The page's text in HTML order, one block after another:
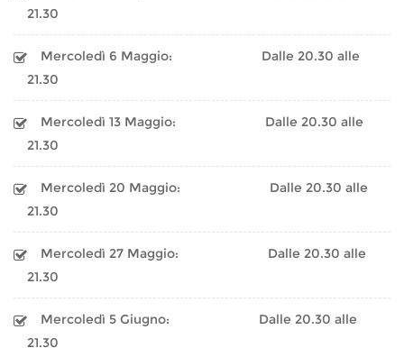
21.30
Mercoledì 6 Maggio:
Dalle 20.30 alle
21.30
Mercoledì 13 Maggio:
Dalle 20.30 alle
21.30
Mercoledì 20 Maggio:
Dalle 20.30 alle
21.30
Mercoledì 27 Maggio:
Dalle 20.30 alle
21.30
Mercoledì 5 Giugno:
Dalle 20.30 alle
21.30